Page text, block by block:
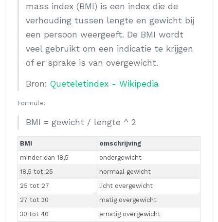
mass index (BMI) is een index die de
verhouding tussen lengte en gewicht bij
een persoon weergeeft. De BMI wordt
veel gebruikt om een indicatie te krijgen
of er sprake is van overgewicht.
Bron: Queteletindex - Wikipedia
Formule:
BMI = gewicht / lengte ^ 2
BMI
omschrijving
minder dan 18,5
ondergewicht
18,5 tot 25
normaal gewicht
25 tot 27
licht overgewicht
27 tot 30
matig overgewicht
30 tot 40
ernstig overgewicht